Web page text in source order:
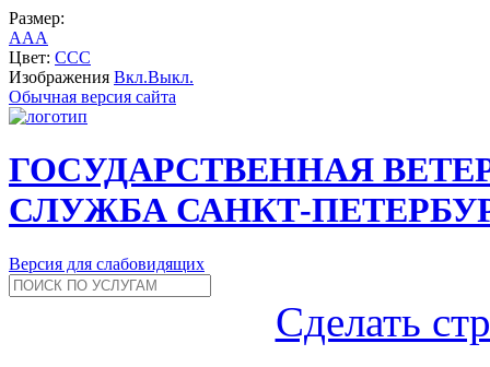
Размер:
AAA
Цвет: CCC
Изображения Вкл.Выкл.
Обычная версия сайта
ГОСУДАРСТВЕННАЯ
СЛУЖБА САНКТ-
Версия для слабовидящих
Сделать